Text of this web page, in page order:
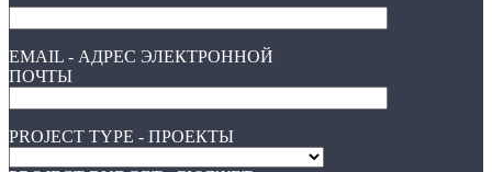
EMAIL - АДРЕС ЭЛЕКТРОННОЙ
ПОЧТЫ
PROJECT TYPE - ПРОЕКТЫ